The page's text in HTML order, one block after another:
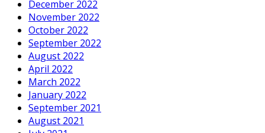
December 2022
November 2022
October 2022
September 2022
August 2022
April 2022
March 2022
January 2022
September 2021
August 2021